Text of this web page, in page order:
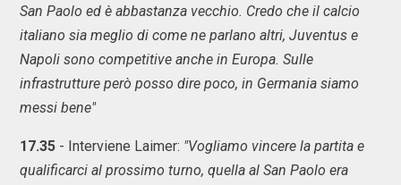
San Paolo ed è abbastanza vecchio. Credo che il calcio
italiano sia meglio di come ne parlano altri, Juventus e
Napoli sono competitive anche in Europa. Sulle
infrastrutture però posso dire poco, in Germania siamo
messi bene"
17.35 - Interviene Laimer: "Vogliamo vincere la partita e
qualificarci al prossimo turno, quella al San Paolo era